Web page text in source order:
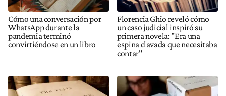
Cómo una conversación por
WhatsApp durante la
pandemia terminó
convirtiéndose en un libro
Florencia Ghio reveló cómo
un caso judicial inspiró su
primera novela: "Era una
espina clavada que necesitaba
contar"